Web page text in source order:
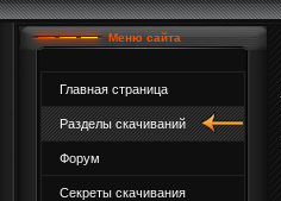
Меню сайта
Главная страница
Разделы скачиваний
Форум
Секреты скачивания